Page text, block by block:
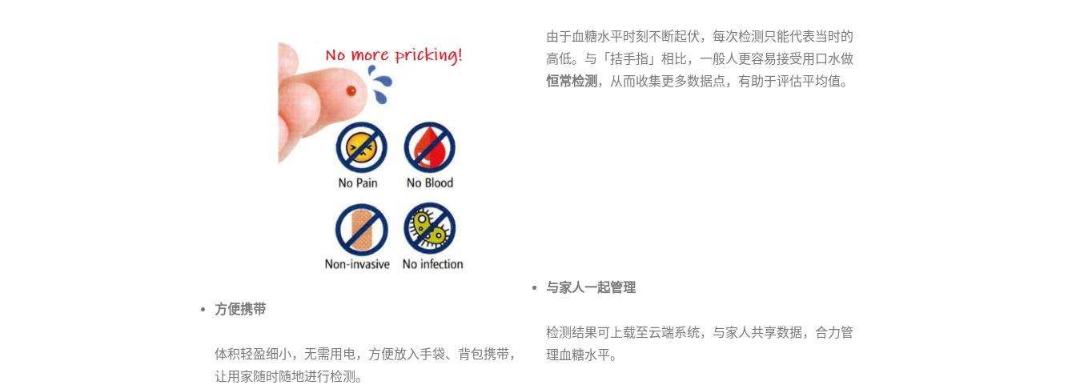
方便携带
体积轻盈细小，无需用电，方便放入手袋、背包携带，
让用家随时随地进行检测。
由于血糖水平时刻不断起伏，每次检测只能代表当时的
高低。与「拮手指」相比，一般人更容易接受用口水做
恒常检测 ，从而收集更多数据点，有助于评估平均值。
与家人一起管理
检测结果可上载至云端系统，与家人共享数据，合力管
理血糖水平。